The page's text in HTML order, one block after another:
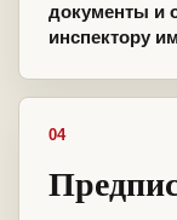
документы и
инспектору
04